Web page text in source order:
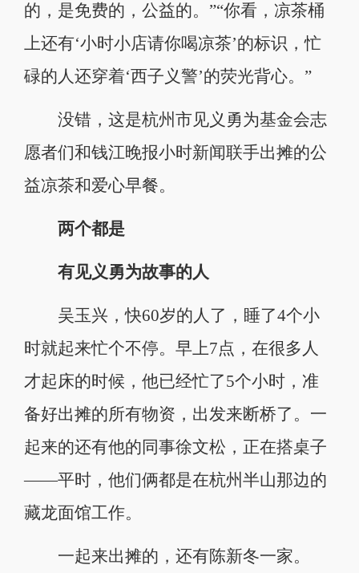
的，是免费的，公益的。”“你看，凉茶桶
上还有‘小时小店请你喝凉茶’的标识，忙
碌的人还穿着‘西子义警’的荧光背心。”
没错，这是杭州市见义勇为基金会志
愿者们和钱江晚报小时新闻联手出摊的公
益凉茶和爱心早餐。
两个都是
有见义勇为故事的人
吴玉兴，快60岁的人了，睡了4个小
时就起来忙个不停。早上7点，在很多人
才起床的时候，他已经忙了5个小时，准
备好出摊的所有物资，出发来断桥了。一
起来的还有他的同事徐文松，正在搭桌子
——平时，他们俩都是在杭州半山那边的
藏龙面馆工作。
一起来出摊的，还有陈新冬一家。